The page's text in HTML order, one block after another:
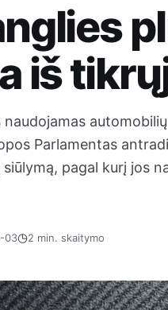
iš
Parlamentas
pagal kurį jos
03◷2 min. skaitymo